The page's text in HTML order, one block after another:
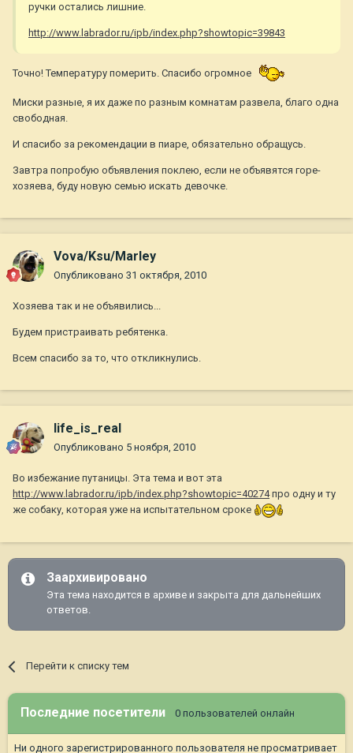
ручки остались лишние.
http://www.labrador.ru/ipb/index.php?showtopic=39843
Точно! Температуру померить. Спасибо огромное
Миски разные, я их даже по разным комнатам развела, благо одна
свободная.
И спасибо за рекомендации в пиаре, обязательно обращусь.
Завтра попробую объявления поклею, если не объявятся горе-
хозяева, буду новую семью искать девочке.
Vova/Ksu/Marley
Опубликовано 31 октября, 2010
Хозяева так и не объявились...
Будем пристраивать ребятенка.
Всем спасибо за то, что откликнулись.
life_is_real
Опубликовано 5 ноября, 2010
Во избежание путаницы. Эта тема и вот эта
http://www.labrador.ru/ipb/index.php?showtopic=40274про одну и ту
же собаку, которая уже на испытательном сроке
Заархивировано
Эта тема находится в архиве и закрыта для дальнейших
ответов.
Перейти к списку тем
Последние посетители 0 пользователей онлайн
Ни одного зарегистрированного пользователя не просматривает